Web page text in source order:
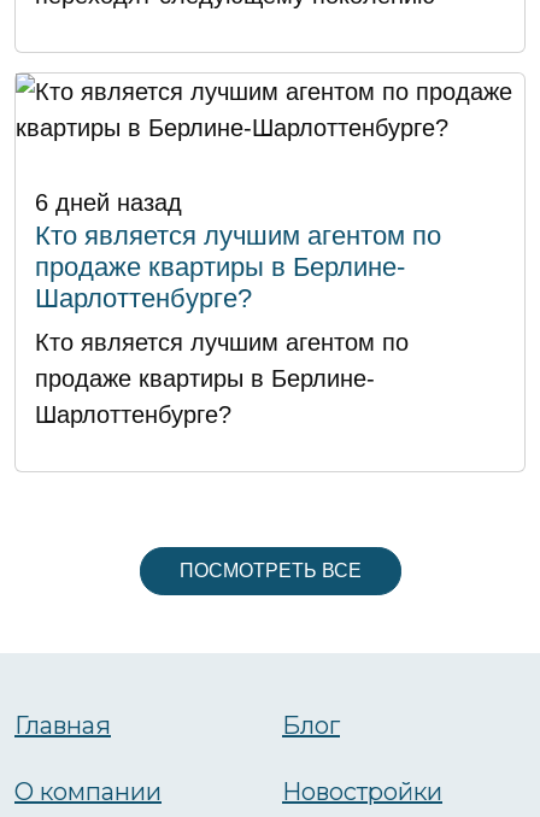
6 дней назад
Кто является лучшим агентом по
продаже квартиры в Берлине-
Шарлоттенбурге?
Кто является лучшим агентом по
продаже квартиры в Берлине-
Шарлоттенбурге?
ПОСМОТРЕТЬ ВСЕ
Главная
О компании
Блог
Новостройки